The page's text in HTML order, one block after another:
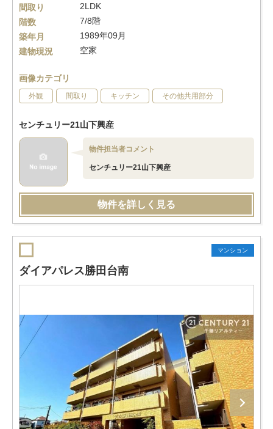
間取り
2LDK
階数
7/8階
築年月
1989年09月
建物現況
空家
画像カテゴリ
外観 間取り キッチン その他共用部分
センチュリー21山下興産
物件担当者コメント
センチュリー21山下興産
物件を詳しく見る
マンション
ダイアパレス勝田台南